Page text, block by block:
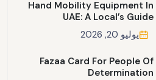
Hand Mobility Equipment In
UAE: A Local’s Guide
يوليو 20, 2026
Fazaa Card For People Of
Determination